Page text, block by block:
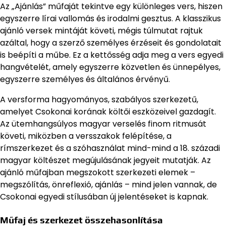
Az „Ajánlás” műfaját tekintve egy különleges vers, hiszen
egyszerre lírai vallomás és irodalmi gesztus. A klasszikus
ajánló versek mintáját követi, mégis túlmutat rajtuk
azáltal, hogy a szerző személyes érzéseit és gondolatait
is beépíti a műbe. Ez a kettősség adja meg a vers egyedi
hangvételét, amely egyszerre közvetlen és ünnepélyes,
egyszerre személyes és általános érvényű.
A versforma hagyományos, szabályos szerkezetű,
amelyet Csokonai korának költői eszközeivel gazdagít.
Az ütemhangsúlyos magyar verselés finom ritmusát
követi, miközben a versszakok felépítése, a
rímszerkezet és a szóhasználat mind-mind a 18. századi
magyar költészet megújulásának jegyeit mutatják. Az
ajánló műfajban megszokott szerkezeti elemek –
megszólítás, önreflexió, ajánlás – mind jelen vannak, de
Csokonai egyedi stílusában új jelentéseket is kapnak.
Műfaj és szerkezet összehasonlítása